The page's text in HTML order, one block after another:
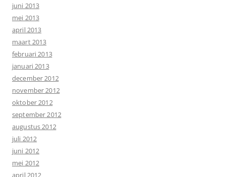
juni 2013
mei 2013
april 2013
maart 2013
februari 2013
januari 2013
december 2012
november 2012
oktober 2012
september 2012
augustus 2012
juli 2012
juni 2012
mei 2012
april 2012